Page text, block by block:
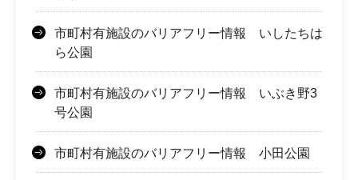
市町村有施設のバリアフリー情報 いしたちは
ら公園
市町村有施設のバリアフリー情報 いぶき野3
号公園
市町村有施設のバリアフリー情報 小田公園